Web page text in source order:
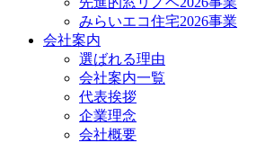
みらいエコ住宅2026事業
会社案内
選ばれる理由
会社案内一覧
代表挨拶
企業理念
会社概要